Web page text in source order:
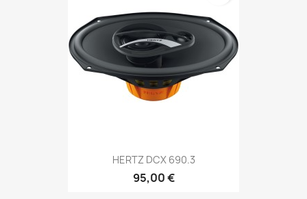
HERTZ DCX 690.3
95,00 €